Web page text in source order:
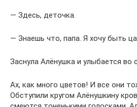
— Здесь, деточка.
— Знаешь что, папа. Я хочу быть
Заснула Алёнушка и улыбается во
Ах, как много цветов! И все они
Обступили кругом Алёнушкину